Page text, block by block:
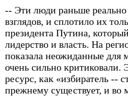
-- Эти люди раньше
взглядов, и сплотило их
президента Путина,
лидерство и власть. На
показала неожиданные для
очень сильно критиковали.
ресурс, как «избиратель --
прежнему существует, и во